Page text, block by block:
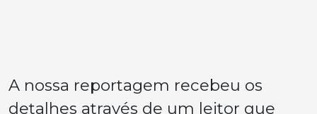
A nossa reportagem recebeu os
detalhes através de um leitor que